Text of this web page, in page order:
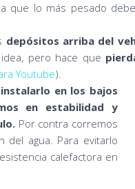
que lo más pesado
depósitos arriba del
pero hace que
Youtube).
instalarlo en los bajos
en estabilidad y
Por contra corremos
del agua. Para evitarlo
calefactora en